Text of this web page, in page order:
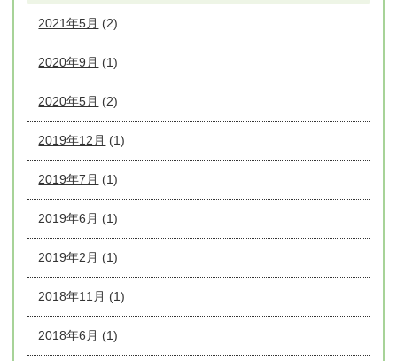
2021年5月 (2)
2020年9月 (1)
2020年5月 (2)
2019年12月 (1)
2019年7月 (1)
2019年6月 (1)
2019年2月 (1)
2018年11月 (1)
2018年6月 (1)